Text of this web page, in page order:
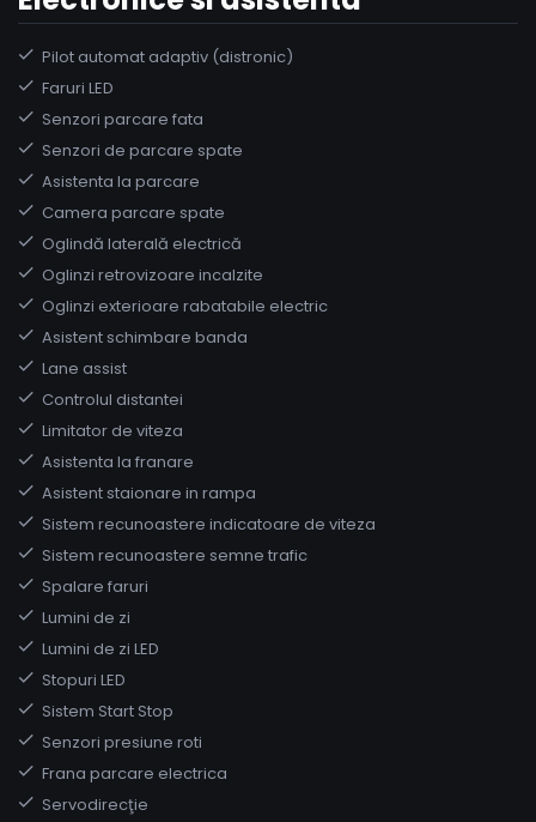
Pilot automat adaptiv (distronic)
Faruri LED
Senzori parcare fata
Senzori de parcare spate
Asistenta la parcare
Camera parcare spate
Oglindă laterală electrică
Oglinzi retrovizoare incalzite
Oglinzi exterioare rabatabile electric
Asistent schimbare banda
Lane assist
Controlul distantei
Limitator de viteza
Asistenta la franare
Asistent staionare in rampa
Sistem recunoastere indicatoare de viteza
Sistem recunoastere semne trafic
Spalare faruri
Lumini de zi
Lumini de zi LED
Stopuri LED
Sistem Start Stop
Senzori presiune roti
Frana parcare electrica
Servodirecţie